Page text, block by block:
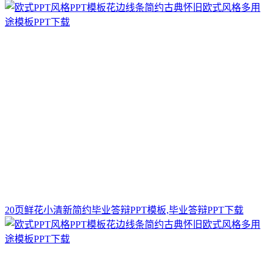
20页鲜花小清新简约毕业答辩PPT模板,毕业答辩PPT下载